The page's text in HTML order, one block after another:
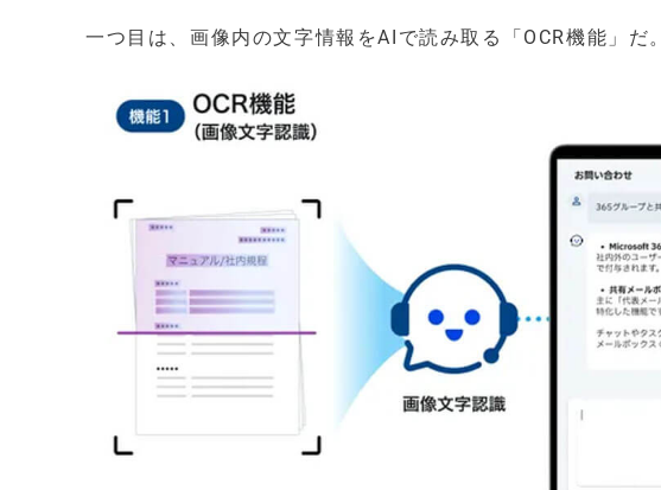
一つ目は、画像内の文字情報をAIで読み取る「OCR機能」だ。